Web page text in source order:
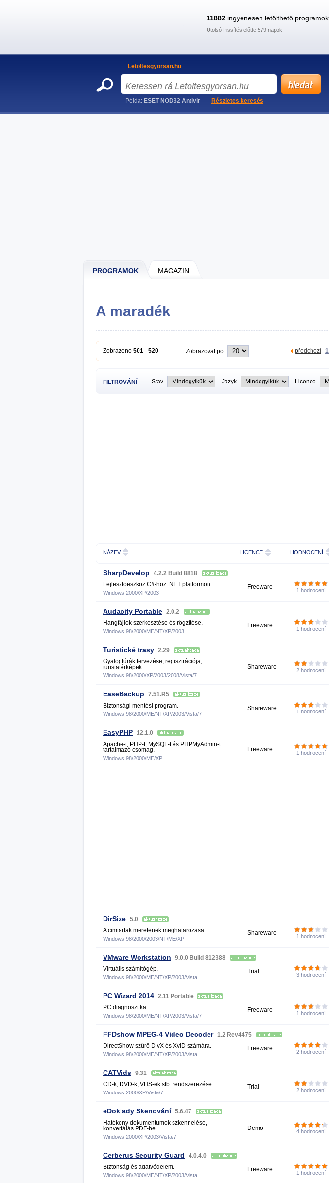
PROGRAMOK MAGAZIN
A maradék
Zobrazeno 501 - 520 Zobrazovat po předchozí 1
FILTROVÁNÍ Stav Jazyk Licence
NÁZEV LICENCE HODNOCENÍ
SharpDevelop
4.2.2 Build 8818
Fejlesztőeszköz C#-hoz .NET platformon.
Windows 2000/XP/2003
Freeware 1 hodnocení
Audacity Portable 2.0.2
Hangfájlok szerkesztése és rögzítése.
Windows 98/2000/ME/NT/XP/2003
Freeware 1 hodnocení
Turistické trasy 2.29
Gyalogtúrák tervezése, regisztrációja,
turistatérképek.
Windows 98/2000/XP/2003/2008/Vista/7
Shareware 2 hodnocení
EaseBackup
7.51.R5
Biztonsági mentési program.
Windows 98/2000/ME/NT/XP/2003/Vista/7
Shareware 1 hodnocení
EasyPHP 12.1.0
Apache-t, PHP-t, MySQL-t és PHPMyAdmin-t
tartalmazó csomag.
Windows 98/2000/ME/XP
Freeware 1 hodnocení
DirSize 5.0
A címtárfák méretének meghatározása.
Windows 98/2000/2003/NT/ME/XP
Shareware 1 hodnocení
VMware Workstation
9.0.0 Build 812388
Virtuális számítógép.
Windows 98/2000/ME/NT/XP/2003/Vista
Trial 3 hodnocení
PC Wizard 2014 2.11 Portable
PC diagnosztika.
Windows 98/2000/ME/NT/XP/2003/Vista/7
Freeware 1 hodnocení
FFDshow MPEG-4 Video Decoder 1.2 Rev4475
DirectShow szűrő DivX és XviD számára.
Windows 98/2000/ME/NT/XP/2003/Vista
Freeware 2 hodnocení
CATVids 9.31
CD-k, DVD-k, VHS-ek stb. rendszerezése.
Windows 2000/XP/Vista/7
Trial 2 hodnocení
eDoklady Skenování 5.6.47
Hatékony dokumentumok szkennelése,
konvertálás PDF-be.
Windows 2000/XP/2003/Vista/7
Demo 4 hodnocení
Cerberus Security Guard
4.0.4.0
Biztonság és adatvédelem.
Windows 98/2000/ME/NT/XP/2003/Vista
Freeware 1 hodnocení
11882 ingyenesen letölthető programok
Utolsó frissítés előtte 579 napok
Letoltesgyorsan.hu
Példa: ESET NOD32 Antivir Részletes keresés